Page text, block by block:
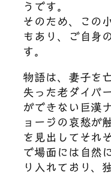
うです。
そのため、この
もあり、ご自身
す。
物語は、妻子を
失った老ダイバ
ができない巨漢
ョージの哀愁が
を見出してそれ
で場面には自然
り入れており、